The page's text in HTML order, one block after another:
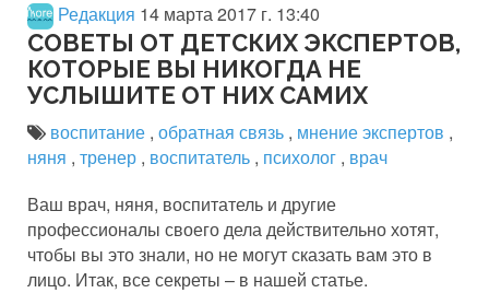
Редакция 14 марта 2017 г. 13:40
СОВЕТЫ ОТ ДЕТСКИХ ЭКСПЕРТОВ,
КОТОРЫЕ ВЫ НИКОГДА НЕ
УСЛЫШИТЕ ОТ НИХ САМИХ
воспитание , обратная связь , мнение экспертов ,
няня , тренер , воспитатель , психолог , врач
Ваш врач, няня, воспитатель и другие
профессионалы своего дела действительно хотят,
чтобы вы это знали, но не могут сказать вам это в
лицо. Итак, все секреты – в нашей статье.